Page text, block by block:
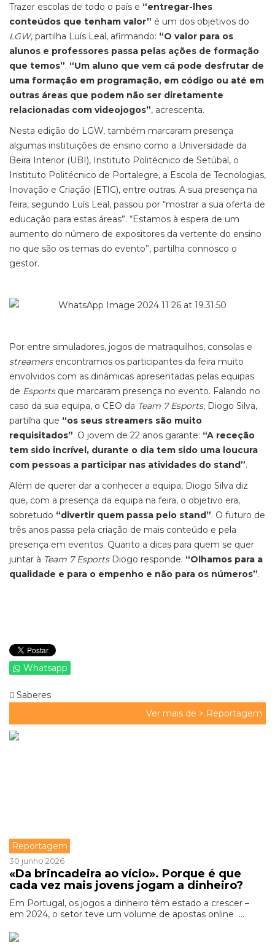
Trazer escolas de todo o país e “entregar-lhes
conteúdos que tenham valor” é um dos objetivos do
LGW, partilha Luís Leal, afirmando: “O valor para os
alunos e professores passa pelas ações de formação
que temos”. “Um aluno que vem cá pode desfrutar de
uma formação em programação, em código ou até em
outras áreas que podem não ser diretamente
relacionadas com videojogos”, acrescenta.
Nesta edição do LGW, também marcaram presença
algumas instituições de ensino como a Universidade da
Beira Interior (UBI), Instituto Politécnico de Setúbal, o
Instituto Politécnico de Portalegre, a Escola de Tecnologias,
Inovação e Criação (ETIC), entre outras. A sua presença na
feira, segundo Luís Leal, passou por “mostrar a sua oferta de
educação para estas áreas”. “Estamos à espera de um
aumento do número de expositores da vertente do ensino
no que são os temas do evento”, partilha connosco o
gestor.
Por entre simuladores, jogos de matraquilhos, consolas e
streamersencontramos os participantes da feira muito
envolvidos com as dinâmicas apresentadas pelas equipas
de Esports que marcaram presença no evento. Falando no
caso da sua equipa, o CEO da Team 7 Esports, Diogo Silva,
partilha que “os seus streamers são muito
requisitados”. O jovem de 22 anos garante: “A receção
tem sido incrível, durante o dia tem sido uma loucura
com pessoas a participar nas atividades do stand”.
Além de querer dar a conhecer a equipa, Diogo Silva diz
que, com a presença da equipa na feira, o objetivo era,
sobretudo “divertir quem passa pelo stand”. O futuro de
três anos passa pela criação de mais conteúdo e pela
presença em eventos. Quanto a dicas para quem se quer
juntar à Team 7 EsportsDiogo responde: “Olhamos para a
qualidade e para o empenho e não para os números”.
Whatsapp
Saberes
Ver mais de > Reportagem
Reportagem
30 junho 2026
«Da brincadeira ao vício». Porque é que
cada vez mais jovens jogam a dinheiro?
Em Portugal, os jogos a dinheiro têm estado a crescer –
em 2024, o setor teve um volume de apostas online ...